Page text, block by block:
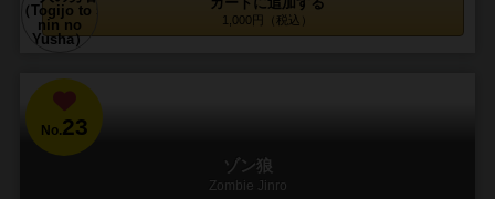
1,000円（税込）
No.23
ゾン狼
Zombie Jinro